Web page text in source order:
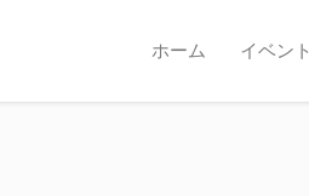
ホーム イベント